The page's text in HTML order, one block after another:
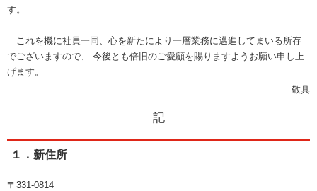
す。
これを機に社員一同、心を新たにより一層業務に邁進してまいる所存
でございますので、 今後とも倍旧のご愛顧を賜りますようお願い申し上
げます。
敬具
記
１．新住所
〒331-0814